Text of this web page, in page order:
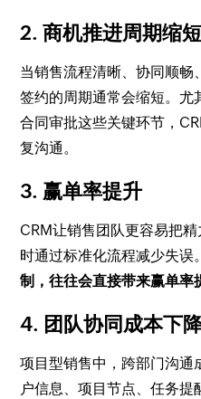
2. 商机推进周期缩短
当销售流程清晰、协同顺畅
签约的周期通常会缩短。尤
合同审批这些关键环节，
复沟通。
3. 赢单率提升
CRM让销售团队更容易把
时通过标准化流程减少失误
制，往往会直接带来赢单率
4. 团队协同成本下
项目型销售中，跨部门沟通
户信息、项目节点、任务